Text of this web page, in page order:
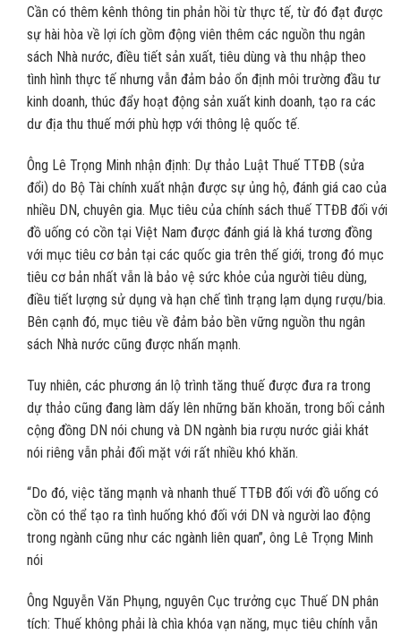
Cần có thêm kênh thông tin phản hồi từ thực tế, từ đó đạt được
sự hài hòa về lợi ích gồm động viên thêm các nguồn thu ngân
sách Nhà nước, điều tiết sản xuất, tiêu dùng và thu nhập theo
tình hình thực tế nhưng vẫn đảm bảo ổn định môi trường đầu tư
kinh doanh, thúc đẩy hoạt động sản xuất kinh doanh, tạo ra các
dư địa thu thuế mới phù hợp với thông lệ quốc tế.
Ông Lê Trọng Minh nhận định: Dự thảo Luật Thuế TTĐB (sửa
đổi) do Bộ Tài chính xuất nhận được sự ủng hộ, đánh giá cao của
nhiều DN, chuyên gia. Mục tiêu của chính sách thuế TTĐB đối với
đồ uống có cồn tại Việt Nam được đánh giá là khá tương đồng
với mục tiêu cơ bản tại các quốc gia trên thế giới, trong đó mục
tiêu cơ bản nhất vẫn là bảo vệ sức khỏe của người tiêu dùng,
điều tiết lượng sử dụng và hạn chế tình trạng lạm dụng rượu/bia.
Bên cạnh đó, mục tiêu về đảm bảo bền vững nguồn thu ngân
sách Nhà nước cũng được nhấn mạnh.
Tuy nhiên, các phương án lộ trình tăng thuế được đưa ra trong
dự thảo cũng đang làm dấy lên những băn khoăn, trong bối cảnh
cộng đồng DN nói chung và DN ngành bia rượu nước giải khát
nói riêng vẫn phải đối mặt với rất nhiều khó khăn.
“Do đó, việc tăng mạnh và nhanh thuế TTĐB đối với đồ uống có
cồn có thể tạo ra tình huống khó đối với DN và người lao động
trong ngành cũng như các ngành liên quan”, ông Lê Trọng Minh
nói
Ông Nguyễn Văn Phụng, nguyên Cục trưởng cục Thuế DN phân
tích: Thuế không phải là chìa khóa vạn năng, mục tiêu chính vẫn